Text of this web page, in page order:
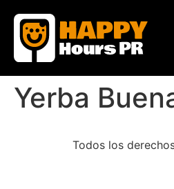
Yerba
Todos los